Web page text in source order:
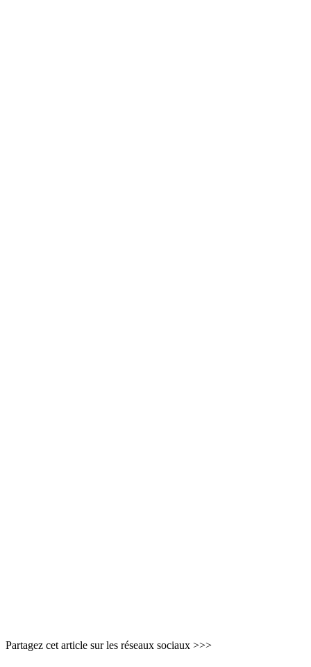
Partagez cet article sur les réseaux sociaux >>>